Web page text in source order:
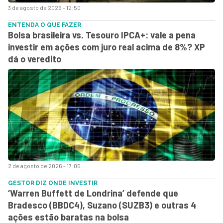
3 de agosto de 2026 - 12:50
2 de agosto de 2026 - 17:05
ENTENDA O QUE FAZER
Bolsa brasileira vs. Tesouro IPCA+: vale a pena
investir em ações com juro real acima de 8%? XP
dá o veredito
GESTOR DIZ ONDE INVESTIR
‘Warren Buffett de Londrina’ defende que
Bradesco (BBDC4), Suzano (SUZB3) e outras 4
ações estão baratas na bolsa